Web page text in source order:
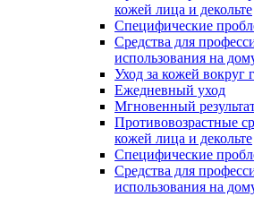
кожей лица и декольте
Специфические
Средства для
использования на
Уход за кожей вокруг
Ежедневный уход
Мгновенный
Противовозрастные
кожей лица и декольте
Специфические
Средства для
использования на